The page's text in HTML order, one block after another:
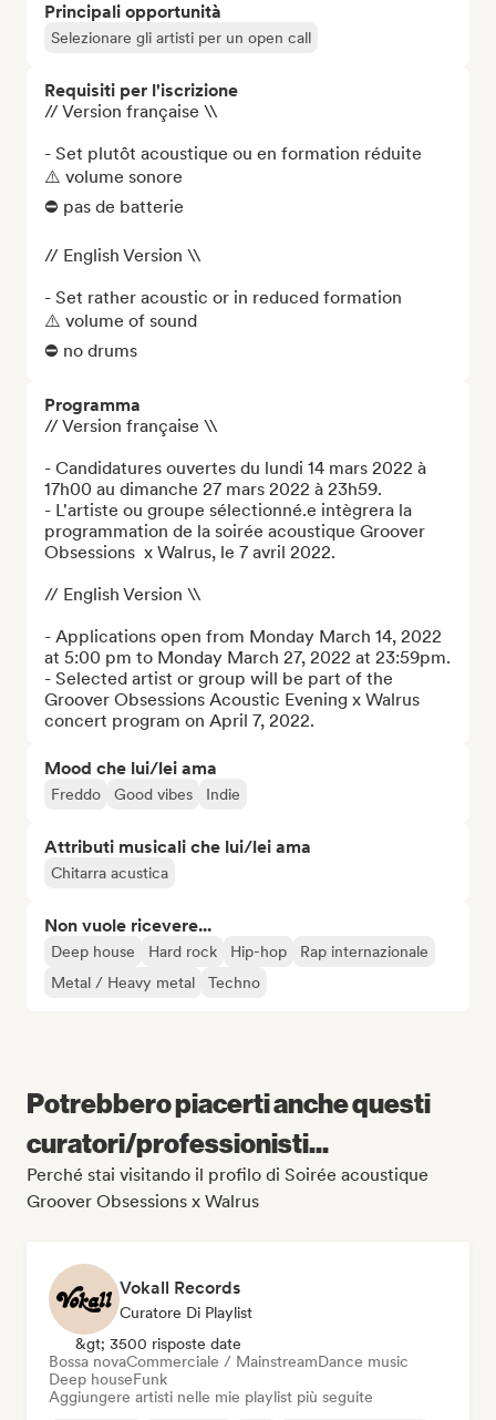
Principali opportunità
Selezionare gli artisti per un open call
Requisiti per l'iscrizione
// Version française \\
- Set plutôt acoustique ou en formation réduite
⚠️ volume sonore
⛔️ pas de batterie
// English Version \\
- Set rather acoustic or in reduced formation
⚠️ volume of sound
⛔️ no drums
Programma
// Version française \\
- Candidatures ouvertes du lundi 14 mars 2022 à
17h00 au dimanche 27 mars 2022 à 23h59.
- L'artiste ou groupe sélectionné.e intègrera la
programmation de la soirée acoustique Groover
Obsessions  x Walrus, le 7 avril 2022.
// English Version \\
- Applications open from Monday March 14, 2022
at 5:00 pm to Monday March 27, 2022 at 23:59pm.
- Selected artist or group will be part of the
Groover Obsessions Acoustic Evening x Walrus
concert program on April 7, 2022.
Mood che lui/lei ama
Freddo Good vibes Indie
Attributi musicali che lui/lei ama
Chitarra acustica
Non vuole ricevere...
Deep house Hard rock Hip-hop
Rap internazionale
Metal / Heavy metal
Techno
Potrebbero piacerti anche questi
curatori/professionisti...
Perché stai visitando il profilo di Soirée acoustique
Groover Obsessions x Walrus
Vokall Records
Curatore Di Playlist
&gt; 3500 risposte date
Bossa novaCommerciale / MainstreamDance music
Deep houseFunk
Aggiungere artisti nelle mie playlist più seguite